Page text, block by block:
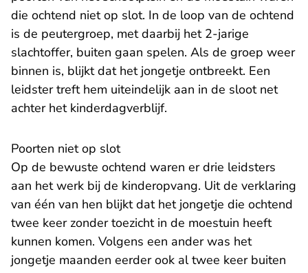
die ochtend niet op slot. In de loop van de ochtend
is de peutergroep, met daarbij het 2-jarige
slachtoffer, buiten gaan spelen. Als de groep weer
binnen is, blijkt dat het jongetje ontbreekt. Een
leidster treft hem uiteindelijk aan in de sloot net
achter het kinderdagverblijf.
Poorten niet op slot
Op de bewuste ochtend waren er drie leidsters
aan het werk bij de kinderopvang. Uit de verklaring
van één van hen blijkt dat het jongetje die ochtend
twee keer zonder toezicht in de moestuin heeft
kunnen komen. Volgens een ander was het
jongetje maanden eerder ook al twee keer buiten